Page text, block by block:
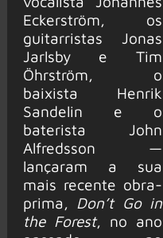
Eckerström, os
guitarristas Jonas
Jarlsby e Tim
Öhrström, o
baixista Henrik
Sandelin e o
baterista John
Alfredsson —
lançaram a sua
mais recente obra-
prima, Don’t Go in
the Forest, no ano